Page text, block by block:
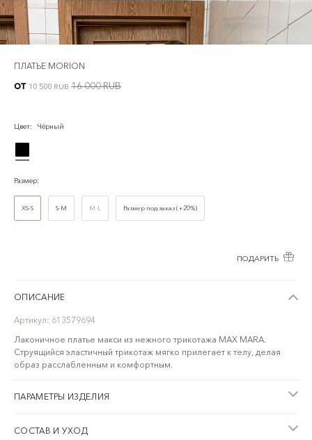
ПЛАТЬЕ MORION
от 10 500 RUB 16 000 RUB
Цвет: Чёрный
Размер:
XS-S S-M M-L Размер под заказ (+20%)
ПОДАРИТЬ
ОПИСАНИЕ
Артикул: 613579694
Лаконичное платье макси из нежного трикотажа MAX MARA.
Струящийся эластичный трикотаж мягко прилегает к телу, делая
образ расслабленным и комфортным.
ПАРАМЕТРЫ ИЗДЕЛИЯ
СОСТАВ И УХОД